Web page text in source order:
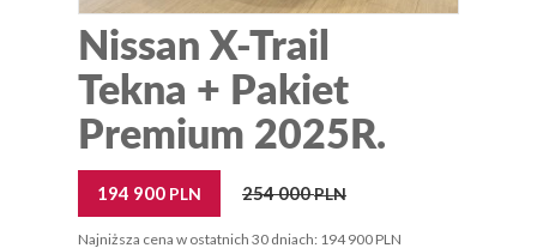
Nissan X-Trail
Tekna + Pakiet
Premium 2025R.
194 900 PLN 254 000PLN
Najniższa cena w ostatnich 30 dniach: 194 900 PLN